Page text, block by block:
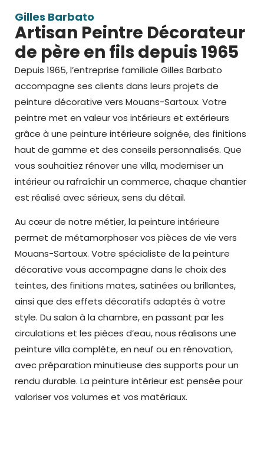
Gilles Barbato
Artisan Peintre Décorateur
de père en fils depuis 1965
Depuis 1965, l’entreprise familiale Gilles Barbato
accompagne ses clients dans leurs projets de
peinture décorative vers Mouans-Sartoux. Votre
peintre met en valeur vos intérieurs et extérieurs
grâce à une peinture intérieure soignée, des finitions
haut de gamme et des conseils personnalisés. Que
vous souhaitiez rénover une villa, moderniser un
intérieur ou rafraîchir un commerce, chaque chantier
est réalisé avec sérieux, sens du détail.
Au cœur de notre métier, la peinture intérieure
permet de métamorphoser vos pièces de vie vers
Mouans-Sartoux. Votre spécialiste de la peinture
décorative vous accompagne dans le choix des
teintes, des finitions mates, satinées ou brillantes,
ainsi que des effets décoratifs adaptés à votre
style. Du salon à la chambre, en passant par les
circulations et les pièces d’eau, nous réalisons une
peinture villa complète, en neuf ou en rénovation,
avec préparation minutieuse des supports pour un
rendu durable. La peinture intérieur est pensée pour
valoriser vos volumes et vos matériaux.